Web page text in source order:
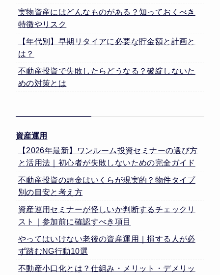
実物資産にはどんなものがある？知っておくべき
特徴やリスク
【年代別】早期リタイアに必要な貯金額と計画と
は？
不動産投資で失敗したらどうなる？破綻しないた
めの対策とは
資産運用
【2026年最新】ワンルーム投資セミナーの選び方
と活用法｜初心者が失敗しないための完全ガイド
不動産投資の頭金はいくらが現実的？物件タイプ
別の目安と考え方
資産運用セミナーが怪しいか判断するチェックリ
スト｜参加前に確認すべき項目
やってはいけない老後の資産運用｜損する人が必
ず踏むNG行動10選
不動産小口化とは？仕組み・メリット・デメリッ